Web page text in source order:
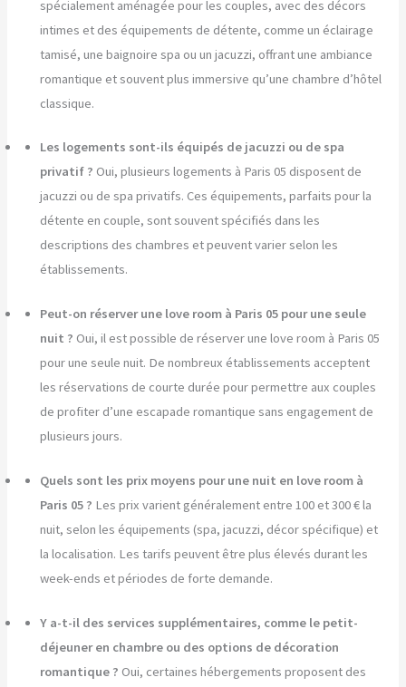
spécialement aménagée pour les couples, avec des décors
intimes et des équipements de détente, comme un éclairage
tamisé, une baignoire spa ou un jacuzzi, offrant une ambiance
romantique et souvent plus immersive qu’une chambre d’hôtel
classique.
Les logements sont-ils équipés de jacuzzi ou de spa
privatif ? Oui, plusieurs logements à Paris 05 disposent de
jacuzzi ou de spa privatifs. Ces équipements, parfaits pour la
détente en couple, sont souvent spécifiés dans les
descriptions des chambres et peuvent varier selon les
établissements.
Peut-on réserver une love room à Paris 05 pour une seule
nuit ? Oui, il est possible de réserver une love room à Paris 05
pour une seule nuit. De nombreux établissements acceptent
les réservations de courte durée pour permettre aux couples
de profiter d’une escapade romantique sans engagement de
plusieurs jours.
Quels sont les prix moyens pour une nuit en love room à
Paris 05 ? Les prix varient généralement entre 100 et 300 € la
nuit, selon les équipements (spa, jacuzzi, décor spécifique) et
la localisation. Les tarifs peuvent être plus élevés durant les
week-ends et périodes de forte demande.
Y a-t-il des services supplémentaires, comme le petit-
déjeuner en chambre ou des options de décoration
romantique ? Oui, certaines hébergements proposent des